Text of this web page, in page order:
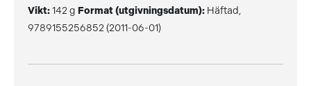
Vikt:142 g Format (utgivningsdatum): Häftad,
9789155256852 (2011-06-01)